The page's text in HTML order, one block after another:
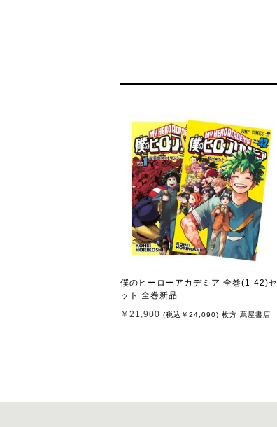
僕のヒーローアカデミア 全巻(1-42)セ
ット 全巻新品
￥21,900 (税込 ￥24,090) 枚方 蔦屋書店